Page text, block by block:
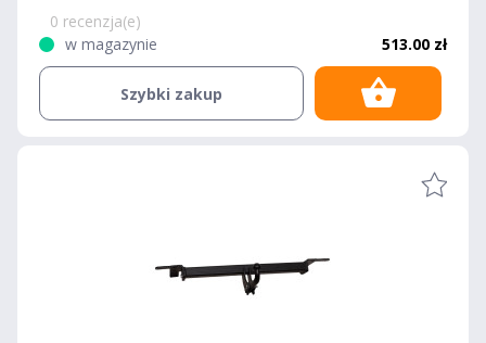
0 recenzja(e)
w magazynie
513.00 zł
Szybki zakup